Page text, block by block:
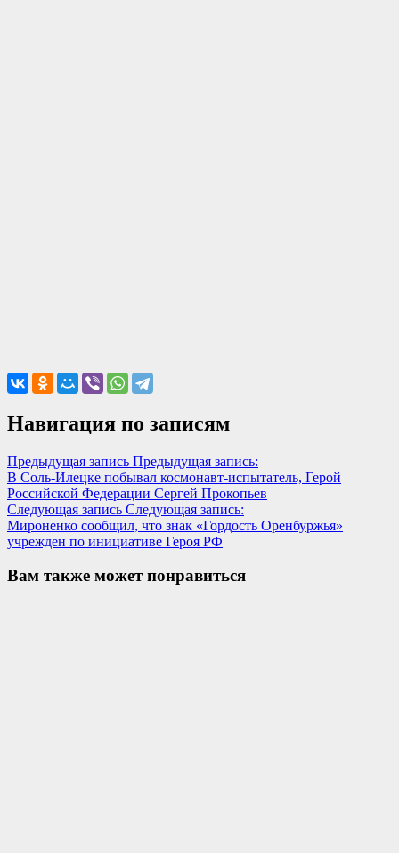
Навигация по записям
Предыдущая запись Предыдущая запись:
В Соль-Илецке побывал космонавт-испытатель, Герой
Российской Федерации Сергей Прокопьев
Следующая запись Следующая запись:
Мироненко сообщил, что знак «Гордость Оренбуржья»
учрежден по инициативе Героя РФ
Вам также может понравиться